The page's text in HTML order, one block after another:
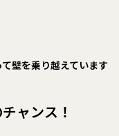
壁を乗り越えています
ャンス！